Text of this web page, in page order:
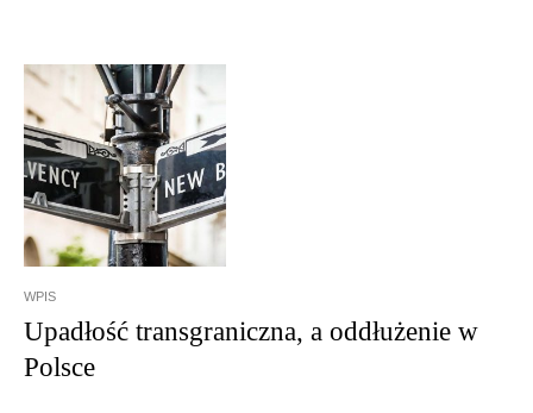
Doradztwo prawne
Doradztwo & konsulting
WPIS
Upadłość transgraniczna, a oddłużenie w
Polsce